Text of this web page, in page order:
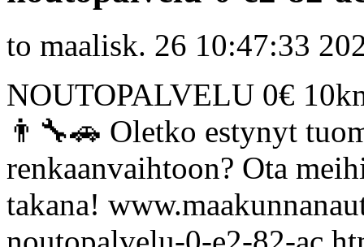
to maalisk. 26 10:47:33
NOUTOPALVELU 0€
👨‍🔧🚗 Oletko estynyt
renkaanvaihtoon? Ota
takana!